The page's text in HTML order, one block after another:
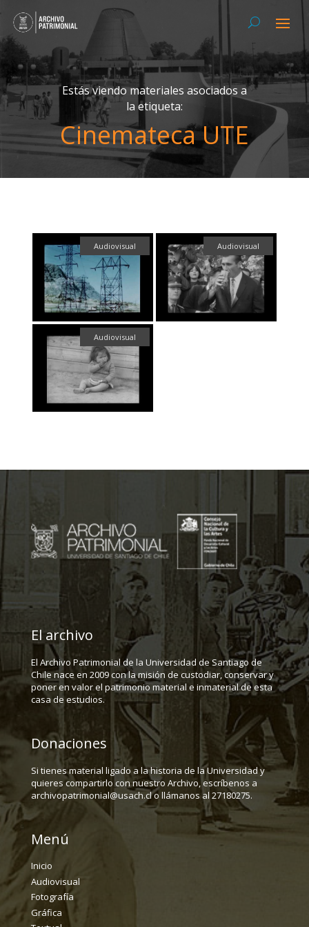
Estás viendo materiales asociados a
la etiqueta:
Cinemateca UTE
Audiovisual Audiovisual
Audiovisual
El archivo
El Archivo Patrimonial de la Universidad de Santiago de
Chile nace en 2009 con la misión de custodiar, conservar y
poner en valor el patrimonio material e inmaterial de esta
casa de estudios.
Donaciones
Si tienes material ligado a la historia de la Universidad y
quieres compartirlo con nuestro Archivo, escríbenos a
archivopatrimonial@usach.cl o llámanos al 27180275.
Menú
Inicio
Audiovisual
Fotografía
Gráfica